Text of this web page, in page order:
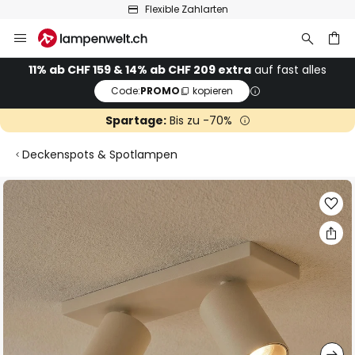
Flexible Zahlarten
Inhalt
springen
11% ab CHF 159 & 14% ab CHF 209 extra auf fast alles
Code:PROMO kopieren
Spartage:Bis zu -70%
Deckenspots & Spotlampen
Zum
Ende
der
Bildgalerie
springen